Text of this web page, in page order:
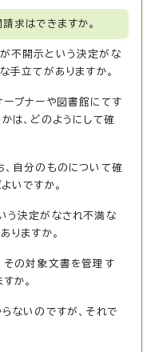
求はできますか。
不開示という決定がな
手立てがありますか。
プナーや図書館にてす
は、どのようにして確
自分のものについて確
よいですか。
う決定がなされ不満な
りますか。
その対象文書を管理す
か。
ないのですが、それで